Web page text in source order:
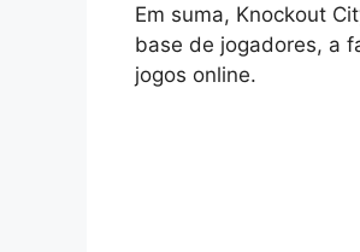
Em suma, Knockout
base de jogadores, a
jogos online.